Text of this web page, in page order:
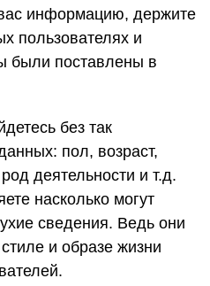
информацию, держите
пользователях и
были поставлены в
без так
пол, возраст,
деятельности и т.д.
насколько могут
сведения. Ведь они
и образе жизни